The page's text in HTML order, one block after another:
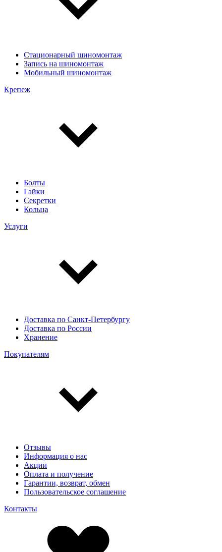
Стационарный шиномонтаж
Запись на шиномонтаж
Мобильный шиномонтаж
Крепеж
Болты
Гайки
Секретки
Кольца
Услуги
Доставка по Санкт-Петербургу
Доставка по России
Хранение
Покупателям
Отзывы
Информация о нас
Акции
Оплата и получение
Гарантии, возврат, обмен
Пользовательское соглашение
Контакты